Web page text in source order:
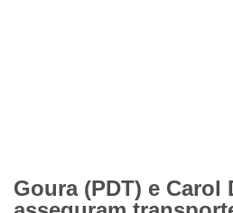
Goura (PDT) e Carol